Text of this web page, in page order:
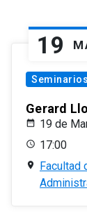
19
Seminarios
Gerard
19 de
17:00
Facultad